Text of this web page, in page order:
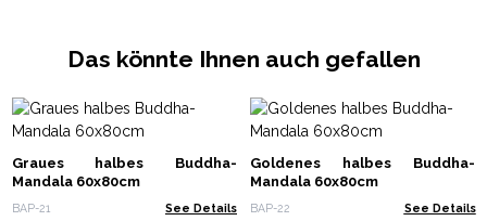
Das könnte Ihnen auch gefallen
Graues halbes Buddha-
Mandala 60x80cm
BAP-21 See Details
Goldenes halbes Buddha-
Mandala 60x80cm
BAP-22 See Details